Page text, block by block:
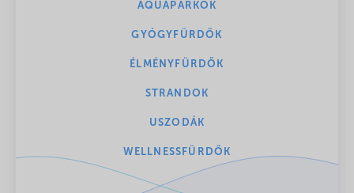
AQUAPARKOK
GYÓGYFÜRDŐK
ÉLMÉNYFÜRDŐK
STRANDOK
USZODÁK
WELLNESSFÜRDŐK